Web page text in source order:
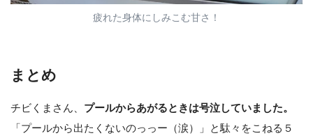
疲れた身体にしみこむ甘さ！
まとめ
チビくまさん、 プールからあがるときは号泣していました。
「プールから出たくないのっっー（涙）」と駄々をこねる５